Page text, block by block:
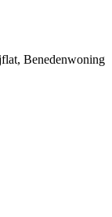
Benedenwoning